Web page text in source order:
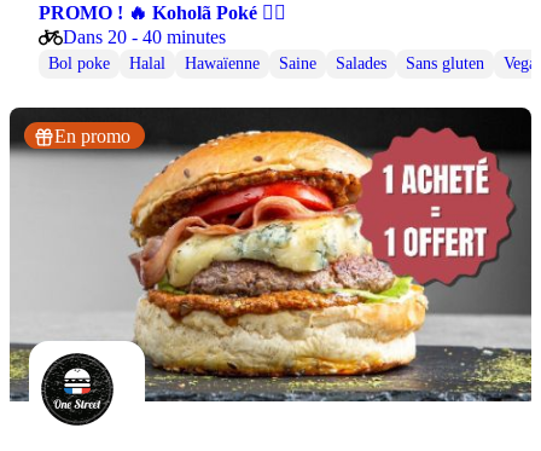
PROMO ! 🔥 Koholã Poké 🏄‍♀️
Dans 20 - 40 minutes
Bol poke Halal Hawaïenne Saine Salades Sans gluten
En promo